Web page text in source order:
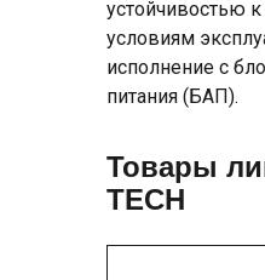
устойчивостью
условиям
исполнение с
питания (БАП).
Товары
TECH